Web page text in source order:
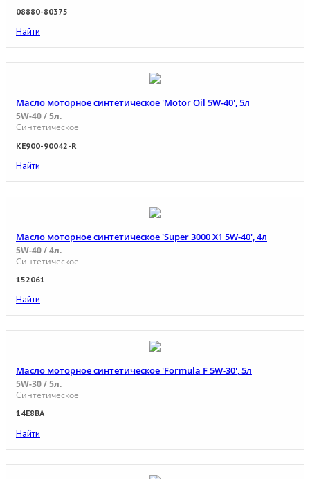
08880-80375
Найти
Масло моторное синтетическое 'Motor Oil 5W-40', 5л
5W-40 / 5л.
Синтетическое
KE900-90042-R
Найти
Масло моторное синтетическое 'Super 3000 X1 5W-40', 4л
5W-40 / 4л.
Синтетическое
152061
Найти
Масло моторное синтетическое 'Formula F 5W-30', 5л
5W-30 / 5л.
Синтетическое
14E8BA
Найти